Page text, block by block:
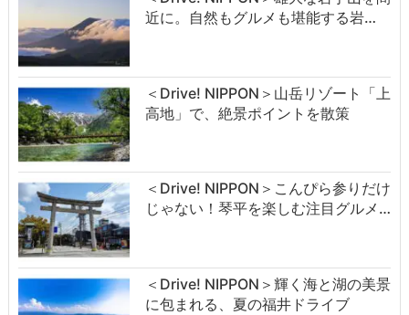
近に。自然もグルメも堪能する岩…
＜Drive! NIPPON＞山岳リゾート「上
高地」で、絶景ポイントを散策
＜Drive! NIPPON＞こんぴら参りだけ
じゃない！琴平を楽しむ注目グルメ…
＜Drive! NIPPON＞輝く海と湖の美景
に包まれる、夏の福井ドライブ